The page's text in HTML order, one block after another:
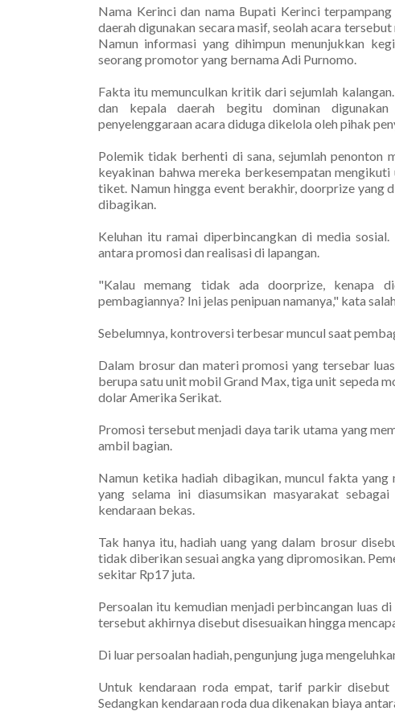
Nama Kerinci dan nama Bupati Kerinci
daerah digunakan secara masif, seolah acara
Namun informasi yang dihimpun menunjukkan
seorang promotor yang bernama Adi Purnomo.
Fakta itu memunculkan kritik dari sejumlah
dan kepala daerah begitu dominan
penyelenggaraan acara diduga dikelola oleh pihak
Polemik tidak berhenti di sana, sejumlah penonton
keyakinan bahwa mereka berkesempatan
tiket. Namun hingga event berakhir, doorprize yang
dibagikan.
Keluhan itu ramai diperbincangkan di media
antara promosi dan realisasi di lapangan.
"Kalau memang tidak ada doorprize, kenapa
pembagiannya? Ini jelas penipuan namanya," kata
Sebelumnya, kontroversi terbesar muncul saat
Dalam brosur dan materi promosi yang tersebar
berupa satu unit mobil Grand Max, tiga unit sepeda
dolar Amerika Serikat.
Promosi tersebut menjadi daya tarik utama yang
ambil bagian.
Namun ketika hadiah dibagikan, muncul fakta
yang selama ini diasumsikan masyarakat
kendaraan bekas.
Tak hanya itu, hadiah uang yang dalam brosur
tidak diberikan sesuai angka yang dipromosikan.
sekitar Rp17 juta.
Persoalan itu kemudian menjadi perbincangan luas
tersebut akhirnya disebut disesuaikan hingga
Di luar persoalan hadiah, pengunjung juga
Untuk kendaraan roda empat, tarif parkir
Sedangkan kendaraan roda dua dikenakan biaya